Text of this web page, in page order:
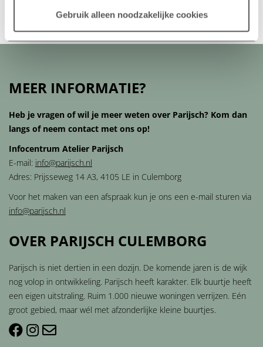
Gebruik alleen noodzakelijke cookies
MEER INFORMATIE?
Heb je vragen of wil je meer weten over Parijsch? Kom dan
langs of neem contact met ons op!
Infocentrum Atelier Parijsch
E-mail: info@parijsch.nl
Adres: Prijsseweg 14 A3, 4105 LE in Culemborg
Voor het maken van een afspraak kun je ons een e-mail sturen via
info@parijsch.nl
OVER PARIJSCH CULEMBORG
Parijsch is niet dertien in een dozijn. De komende jaren is de wijk
nog volop in ontwikkeling. Parijsch heeft karakter. Elk buurtje heeft
een eigen uitstraling. Ruim 1.000 nieuwe woningen verrijzen. Eén
groot gebied, maar wél met afzonderlijke kleine buurtjes.